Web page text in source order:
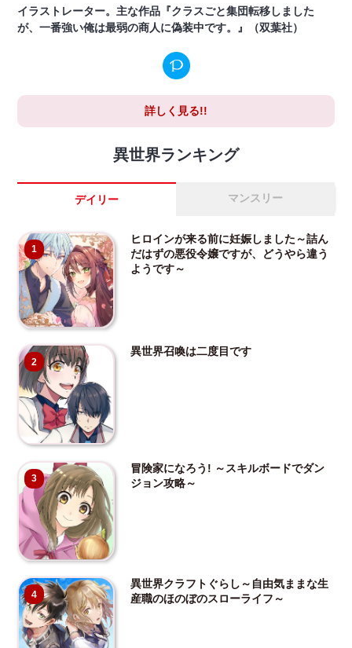
イラストレーター。主な作品『クラスごと集団転移しました
が、一番強い俺は最弱の商人に偽装中です。』（双葉社）
詳しく見る!!
異世界ランキング
デイリー マンスリー
1
ヒロインが来る前に妊娠しました～詰ん
だはずの悪役令嬢ですが、どうやら違う
ようです～
2
異世界召喚は二度目です
3
冒険家になろう! ～スキルボードでダン
ジョン攻略～
4
異世界クラフトぐらし～自由気ままな生
産職のほのぼのスローライフ～